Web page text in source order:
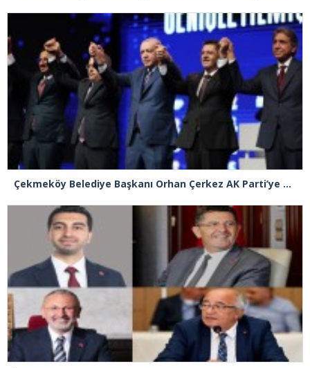
Çekmeköy Belediye Başkanı Orhan Çerkez AK Parti’ye katıldı